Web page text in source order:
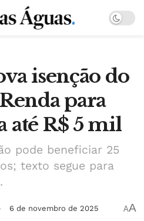
isenção do
para
até R$ 5 mil
pode beneficiar 25
texto segue para
6 de novembro de 2025 AA